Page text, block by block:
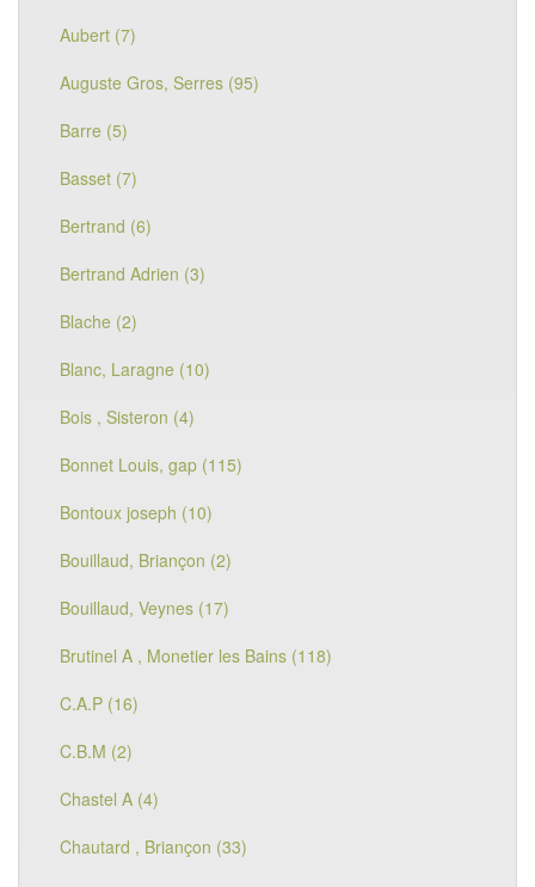
Aubert (7)
Auguste Gros, Serres (95)
Barre (5)
Basset (7)
Bertrand (6)
Bertrand Adrien (3)
Blache (2)
Blanc, Laragne (10)
Bois , Sisteron (4)
Bonnet Louis, gap (115)
Bontoux joseph (10)
Bouillaud, Briançon (2)
Bouillaud, Veynes (17)
Brutinel A , Monetier les Bains (118)
C.A.P (16)
C.B.M (2)
Chastel A (4)
Chautard , Briançon (33)